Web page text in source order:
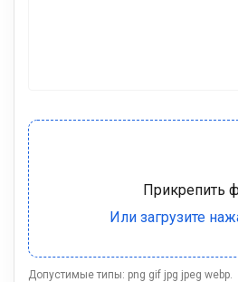
Допустимые типы: png gif jpg jpeg webp.